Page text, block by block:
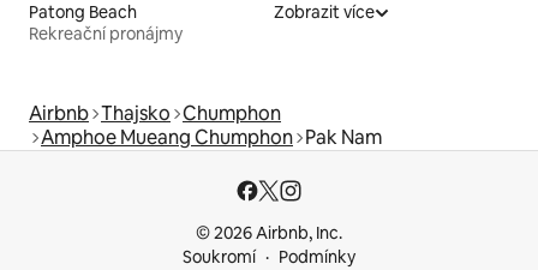
Patong Beach
Rekreační pronájmy
Zobrazit více
Airbnb Thajsko Chumphon
Amphoe Mueang Chumphon Pak Nam
© 2026 Airbnb, Inc.
Soukromí
Podmínky